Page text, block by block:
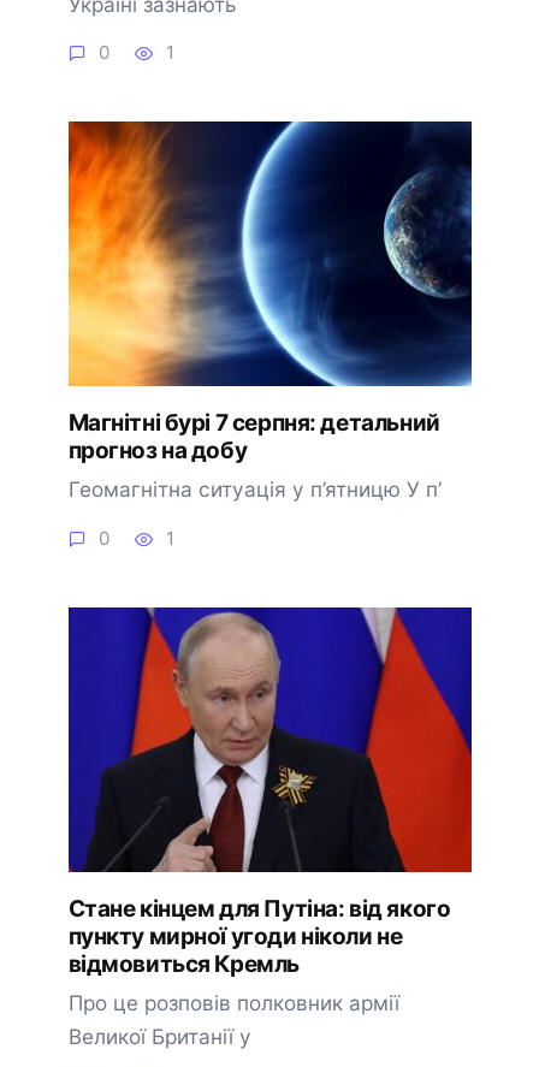
0 1
Магнітні бурі 7 серпня: детальний
прогноз на добу
Геомагнітна ситуація у п’ятницю У п’
0 1
Стане кінцем для Путіна: від якого
пункту мирної угоди ніколи не
відмовиться Кремль
Про це розповів полковник армії
Великої Британії у